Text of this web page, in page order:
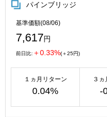
パインブリッジ
基準価額(08/06)
7,617円
前日比: ＋0.33%(＋25円)
１ヵ月リターン
0.04%
３
-